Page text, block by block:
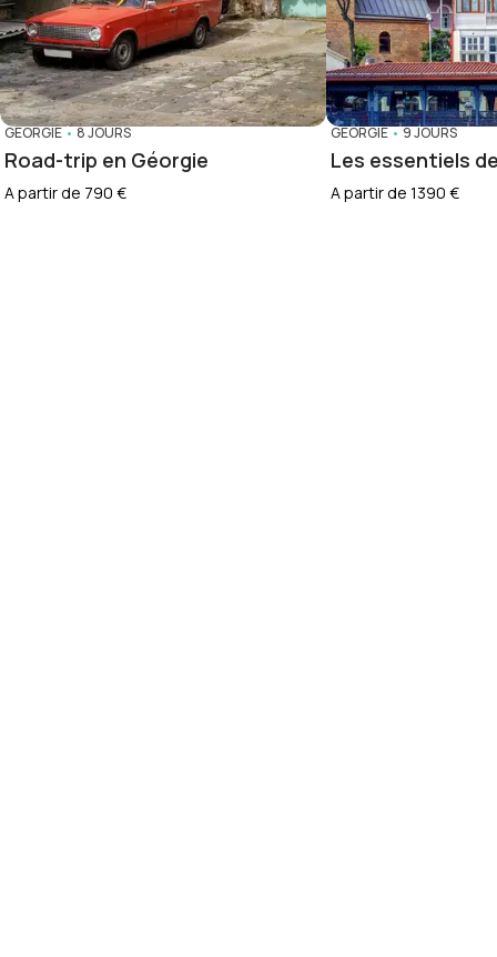
GÉORGIE•8 JOURS
Road-trip en Géorgie
A partir de 790 €
GÉORGIE•9 JOURS
Les essentiels
A partir de 1390 €